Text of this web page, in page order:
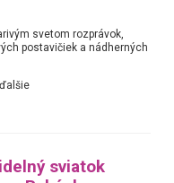
svetom rozprávok,
postavičiek a nádherných
sviatok